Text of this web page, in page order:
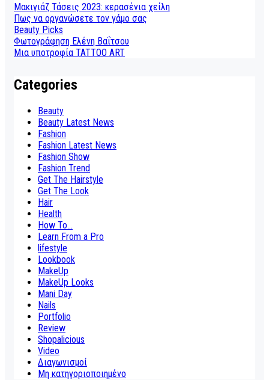
Μακιγιάζ Τάσεις 2023: κερασένια χείλη
Πως να οργανώσετε τον γάμο σας
Beauty Picks
Φωτογράφηση Ελένη Βαΐτσου
Μια υποτροφία TATTOO ART
Categories
Beauty
Beauty Latest News
Fashion
Fashion Latest News
Fashion Show
Fashion Trend
Get The Hairstyle
Get The Look
Hair
Health
How To...
Learn From a Pro
lifestyle
Lookbook
MakeUp
MakeUp Looks
Mani Day
Nails
Portfolio
Review
Shopalicious
Video
Διαγωνισμοί
Μη κατηγοριοποιημένο